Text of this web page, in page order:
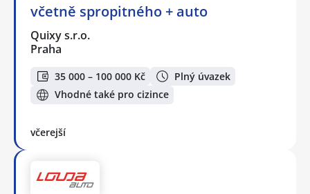
včetně spropitného + auto
Quixy s.r.o.
Praha
35 000 – 100 000 Kč
Plný úvazek
Vhodné také pro cizince
včerejší